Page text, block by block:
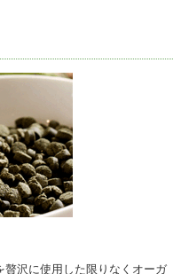
贅沢に使用した限りなくオーガ